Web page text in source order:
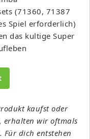
(71360, 71387
Spiel erforderlich)
das kultige Super
kaufst oder
erhalten wir oftmals
Für dich entstehen